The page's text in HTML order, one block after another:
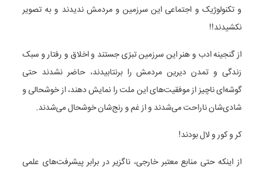
و تکنولوژیک و اجتماعی این سرزمین و مردمش ندیدند و به تصویر
نکشیدند!!
از گنجینه ادب و هنر این سرزمین تبرّی جستند و اخلاق و رفتار و سبک
زندگی و تمدن دیرین مردمش را برنتابیدند، حاضر نشدند حتی
گوشه‌ای ناچیز از موفقیت‌های این ملت را نمایش دهند، از خوشحالی و
شادی‌شان ناراحت می‌شدند و از غم‌ و رنج‌شان خوشحال می‌شدند.
کر و کور و لال بودند!
از اینکه حتی منابع معتبر خارجی، ناگزیر در برابر پیشرفت‌های علمی